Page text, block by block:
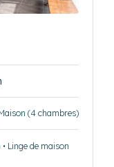
(4 chambres)
Linge de maison